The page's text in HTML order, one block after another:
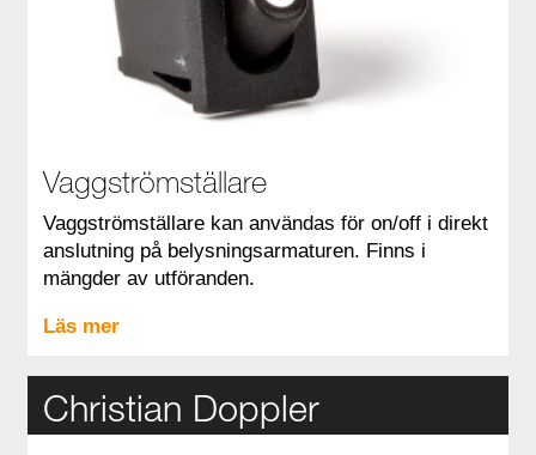
Vaggströmställare
Vaggströmställare kan användas för on/off i direkt
anslutning på belysningsarmaturen. Finns i
mängder av utföranden.
Läs mer
Christian Doppler